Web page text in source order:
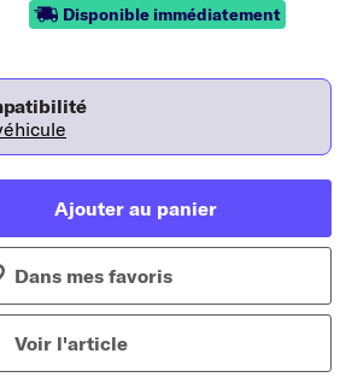
Disponible immédiatement
Ajouter au panier
Dans mes favoris
Voir l'article